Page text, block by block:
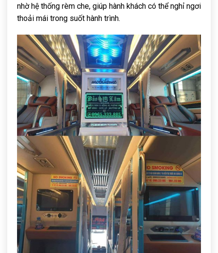
nhờ hệ thống rèm che, giúp hành khách có thể nghỉ ngơi
thoải mái trong suốt hành trình.